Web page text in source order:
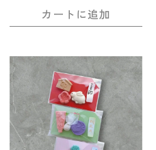
カートに追加